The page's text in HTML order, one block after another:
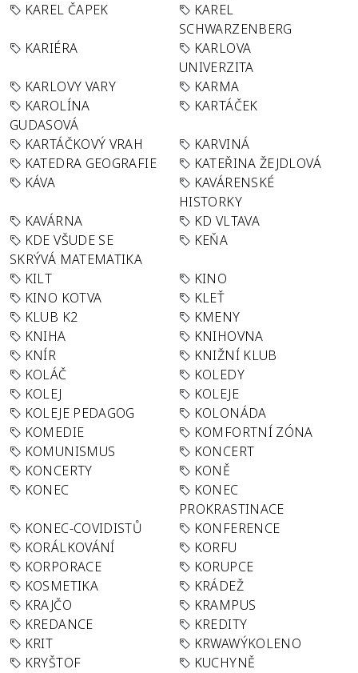
KAREL ČAPEK
KAREL
SCHWARZENBERG
KARIÉRA
KARLOVA
UNIVERZITA
KARLOVY VARY
KARMA
KAROLÍNA
GUDASOVÁ
KARTÁČEK
KARTÁČKOVÝ VRAH
KARVINÁ
KATEDRA GEOGRAFIE
KATEŘINA ŽEJDLOVÁ
KÁVA
KAVÁRENSKÉ
HISTORKY
KAVÁRNA
KD VLTAVA
KDE VŠUDE SE
SKRÝVÁ MATEMATIKA
KEŇA
KILT
KINO
KINO KOTVA
KLEŤ
KLUB K2
KMENY
KNIHA
KNIHOVNA
KNÍR
KNIŽNÍ KLUB
KOLÁČ
KOLEDY
KOLEJ
KOLEJE
KOLEJE PEDAGOG
KOLONÁDA
KOMEDIE
KOMFORTNÍ ZÓNA
KOMUNISMUS
KONCERT
KONCERTY
KONĚ
KONEC
KONEC
PROKRASTINACE
KONEC-COVIDISTŮ
KONFERENCE
KORÁLKOVÁNÍ
KORFU
KORPORACE
KORUPCE
KOSMETIKA
KRÁDEŽ
KRAJČO
KRAMPUS
KREDANCE
KREDITY
KRIT
KRWAWÝKOLENO
KRYŠTOF
KUCHYNĚ